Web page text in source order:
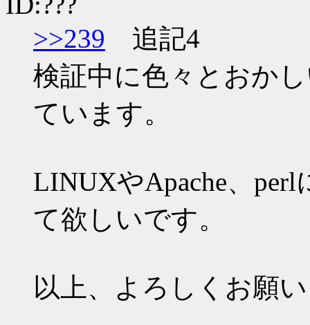
>>239 追記4
検証中に色々とおか
ています。
LINUXやApache、
て欲しいです。
以上、よろしくお願